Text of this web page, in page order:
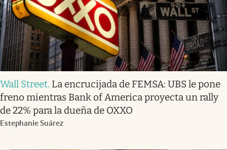
Wall Street. La encrucijada de FEMSA: UBS le pone
freno mientras Bank of America proyecta un rally
de 22% para la dueña de OXXO
Estephanie Suárez